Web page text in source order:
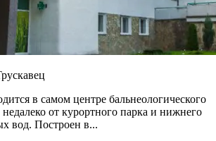
в самом центре бальнеологического
от курортного парка и нижнего
вод. Построен в...